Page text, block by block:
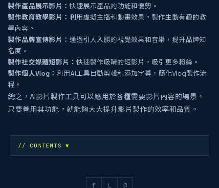
製作產品展示影片： 快速展示產品的功能和優勢。
製作教育教學影片： 利用虛擬主播和動畫效果，製作生動有趣的教
學內容。
製作品牌宣傳影片： 通過引人入勝的視覺效果和音樂，提升品牌知
名度。
製作社交媒體短影片： 快速製作吸睛的短影片，吸引更多粉絲。
製作個人Vlog： 利用AI工具自動剪輯和添加字幕，簡化Vlog製作流
程。
總之，AI影片製作工具可以應用於各種需要影片內容的場景，
只要善用其功能，就能夠大大提升影片製作的效率和品質。
// CONTENTS▼
f L @